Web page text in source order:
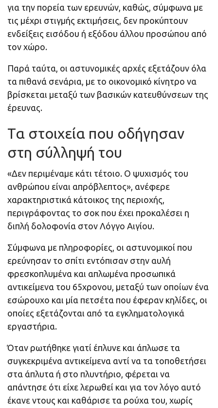
για την πορεία των ερευνών, καθώς, σύμφωνα με
τις μέχρι στιγμής εκτιμήσεις, δεν προκύπτουν
ενδείξεις εισόδου ή εξόδου άλλου προσώπου από
τον χώρο.
Παρά ταύτα, οι αστυνομικές αρχές εξετάζουν όλα
τα πιθανά σενάρια, με το οικονομικό κίνητρο να
βρίσκεται μεταξύ των βασικών κατευθύνσεων της
έρευνας.
Τα στοιχεία που οδήγησαν
στη σύλληψή του
«Δεν περιμέναμε κάτι τέτοιο. Ο ψυχισμός του
ανθρώπου είναι απρόβλεπτος», ανέφερε
χαρακτηριστικά κάτοικος της περιοχής,
περιγράφοντας το σοκ που έχει προκαλέσει η
διπλή δολοφονία στον Λόγγο Αιγίου.
Σύμφωνα με πληροφορίες, οι αστυνομικοί που
ερεύνησαν το σπίτι εντόπισαν στην αυλή
φρεσκοπλυμένα και απλωμένα προσωπικά
αντικείμενα του 65χρονου, μεταξύ των οποίων ένα
εσώρουχο και μία πετσέτα που έφεραν κηλίδες, οι
οποίες εξετάζονται από τα εγκληματολογικά
εργαστήρια.
Όταν ρωτήθηκε γιατί έπλυνε και άπλωσε τα
συγκεκριμένα αντικείμενα αντί να τα τοποθετήσει
στα άπλυτα ή στο πλυντήριο, φέρεται να
απάντησε ότι είχε λερωθεί και για τον λόγο αυτό
έκανε ντους και καθάρισε τα ρούχα του, χωρίς